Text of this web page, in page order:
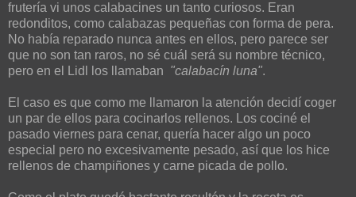
frutería vi unos calabacines un tanto curiosos. Eran
redonditos, como calabazas pequeñas con forma de pera.
No había reparado nunca antes en ellos, pero parece ser
que no son tan raros, no sé cuál será su nombre técnico,
pero en el Lidl los llamaban "calabacín luna".
El caso es que como me llamaron la atención decidí coger
un par de ellos para cocinarlos rellenos. Los cociné el
pasado viernes para cenar, quería hacer algo un poco
especial pero no excesivamente pesado, así que los hice
rellenos de champiñones y carne picada de pollo.